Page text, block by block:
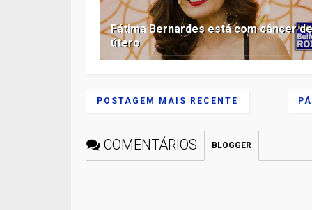
Fátima Bernardes está com câncer
útero
POSTAGEM MAIS RECENTE
COMENTÁRIOS BLOGGER